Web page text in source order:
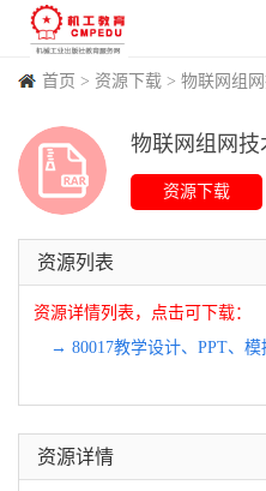
首页 > 资源下载 > 物联网组
资源列表
资源详情列表，点击可下载：
→ 80017教学设计、PPT、
资源详情